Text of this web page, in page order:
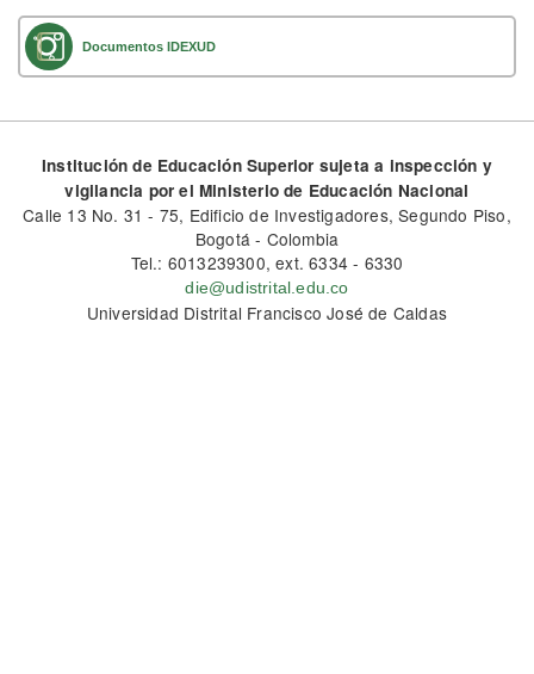
Documentos IDEXUD
Institución de Educación Superior sujeta a inspección y
vigilancia por el Ministerio de Educación Nacional
Calle 13 No. 31 - 75, Edificio de Investigadores, Segundo Piso,
Bogotá - Colombia
Tel.: 6013239300, ext. 6334 - 6330
die@udistrital.edu.co
Universidad Distrital Francisco José de Caldas